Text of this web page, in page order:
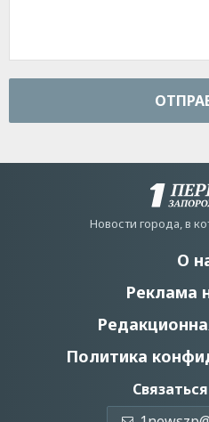
Новости города, в
О
Реклама
Политика